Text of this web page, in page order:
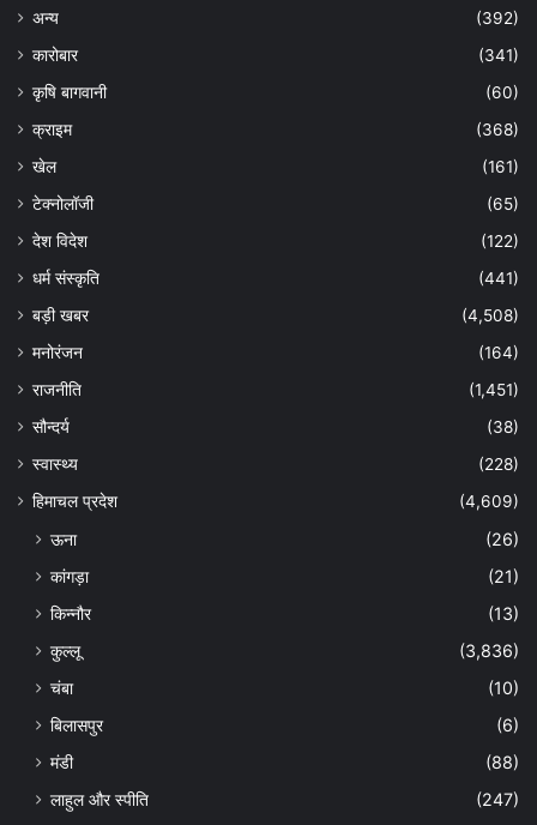
अन्य
(392)
कारोबार
(341)
कृषि बागवानी
(60)
क्राइम
(368)
खेल
(161)
टेक्नोलॉजी
(65)
देश विदेश
(122)
धर्म संस्कृति
(441)
बड़ी खबर
(4,508)
मनोरंजन
(164)
राजनीति
(1,451)
सौन्दर्य
(38)
स्वास्थ्य
(228)
हिमाचल प्रदेश
(4,609)
ऊना
(26)
कांगड़ा
(21)
किन्नौर
(13)
कुल्लू
(3,836)
चंबा
(10)
बिलासपुर
(6)
मंडी
(88)
लाहुल और स्पीति
(247)